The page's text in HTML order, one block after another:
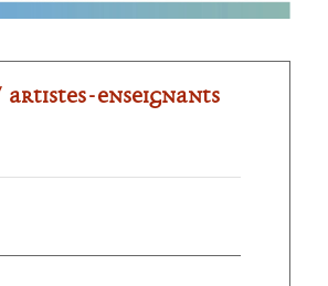
Artistes-enseignants